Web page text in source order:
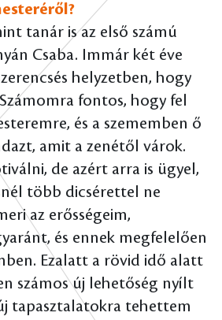
tanár is az első számú
Csaba. Immár két éve
helyzetben, hogy
fontos, hogy fel
és a szememben ő
amit a zenétől várok.
de azért arra is ügyel,
több dicsérettel ne
az erősségeim,
és ennek megfelelően
Ezalatt a rövid idő alatt
számos új lehetőség nyílt
tapasztalatokra tehettem